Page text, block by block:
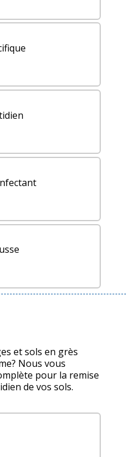
et sols en grès
Nous vous
pour la remise
de vos sols.